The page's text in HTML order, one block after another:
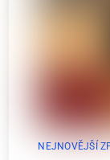
NEJNOVĚJŠÍ